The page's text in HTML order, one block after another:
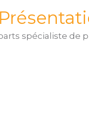
spécialiste de